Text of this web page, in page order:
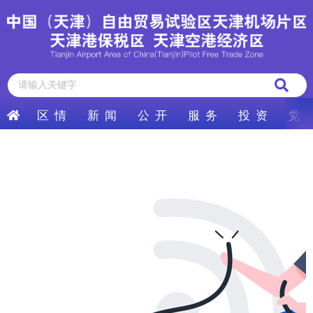
区 情 新 闻 公 开 服 务 投 资 党